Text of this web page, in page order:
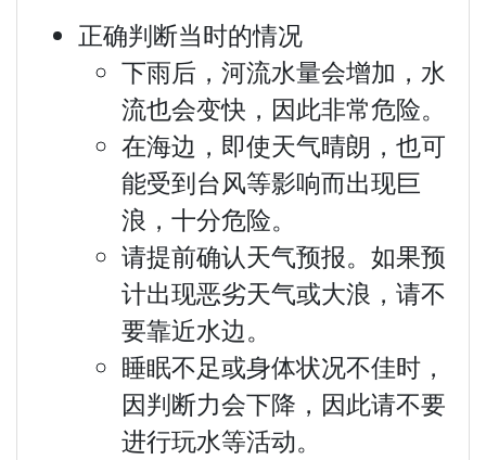
正确判断当时的情况
下雨后，河流水量会增加，水
流也会变快，因此非常危险。
在海边，即使天气晴朗，也可
能受到台风等影响而出现巨
浪，十分危险。
请提前确认天气预报。如果预
计出现恶劣天气或大浪，请不
要靠近水边。
睡眠不足或身体状况不佳时，
因判断力会下降，因此请不要
进行玩水等活动。